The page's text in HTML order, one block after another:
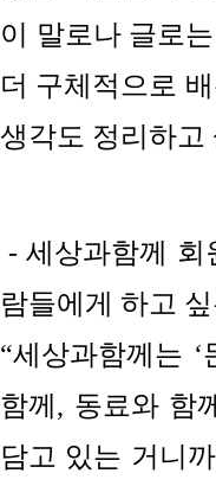
이 말로나 글로
더 구체적으로
생각도 정리하고
- 세상과함께 회
람들에게 하고
“세상과함께는
함께, 동료와 함
담고 있는 거니